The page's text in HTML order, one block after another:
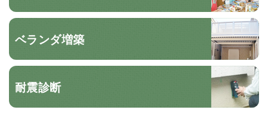
ベランダ増築
耐震診断